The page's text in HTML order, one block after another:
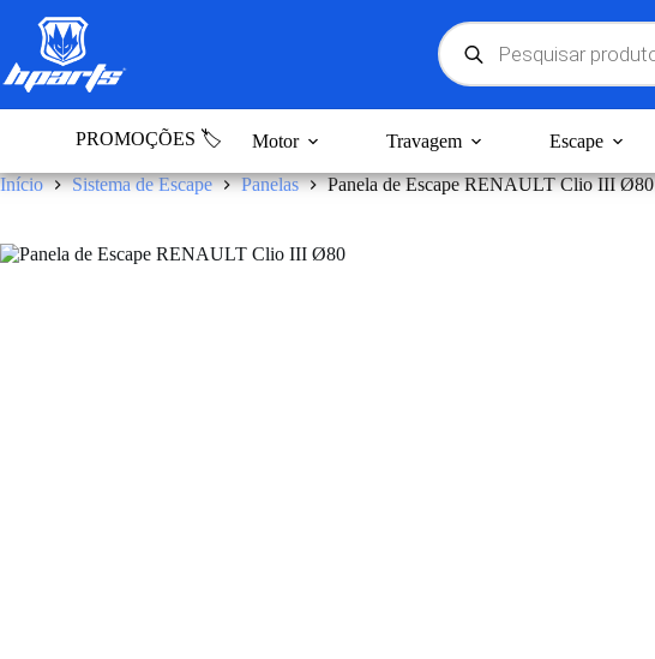
conteúdo
Products
search
PROMOÇÕES 🏷️ Motor Travagem Escape
Início Sistema de Escape Panelas Panela de Escape RENAULT Clio III Ø80